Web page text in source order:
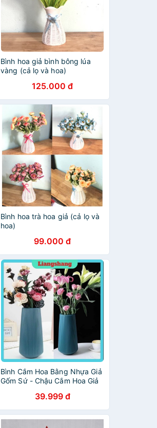
Bình hoa giả bình bông lúa
vàng (cả lọ và hoa)
125.000 đ
Bình hoa trà hoa giả (cả lọ và
hoa)
99.000 đ
Bình Cắm Hoa Bằng Nhựa Giả
Gốm Sứ - Chậu Cắm Hoa Giả
39.999 đ